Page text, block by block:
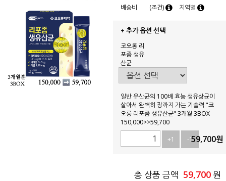
배송비
(조건) 지역별
+ 추가 옵션 선택
코오롱 리
포좀 생유
산균
일반 유산균의 100배 효능 생유상균이
살아서 완벽히 장까지 가는 기술력 "코
오롱 리포좀 생유산균" 3개월 3BOX
150,000>>59,700
+1
-159,700원
총 상품 금액 59,700 원